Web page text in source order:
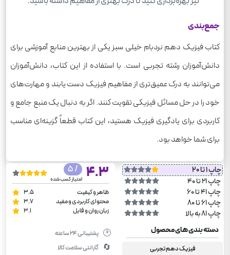
جمع‌بندی
کتاب فیزیک دهم نردبام خیلی سبز یکی از بهترین منابع آموزشی برای
دانش‌آموزان رشته تجربی است. با استفاده از این کتاب، دانش‌آموزان
می‌توانند به درک عمیق‌تری از مفاهیم فیزیک دست یابند و مهارت‌های
خود را در حل مسائل فیزیکی تقویت کنند. اگر به دنبال یک منبع جامع و
کاربردی برای یادگیری فیزیک هستید، این کتاب قطعاً گزینه‌ای مناسب
برای شما خواهد بود.
چاپ 1 تا 20
چاپ 21 تا 40
چاپ 41 تا 60
چاپ 61 تا 80
چاپ 81 به بالا
4.3
/ 5
امتیاز کسب شده
ظاهر و کیفیت
3.5
محتوای کاربردی و مفید
3.7
زبان روان و قابل
3.1
دسته بندی های محصول
فیزیک دهم تجربی
🕑 پشتیبانی ۲۴ ساعته
🔄 گارانتی سلامت کالا